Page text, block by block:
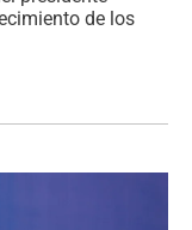
de los